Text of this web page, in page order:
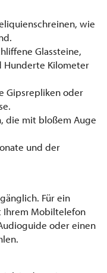
wie
Glassteine,
Hunderte Kilometer
Gipsrepliken oder
die mit bloßem Auge
und der
Für ein
Ihrem Mobiltelefon
oder einen